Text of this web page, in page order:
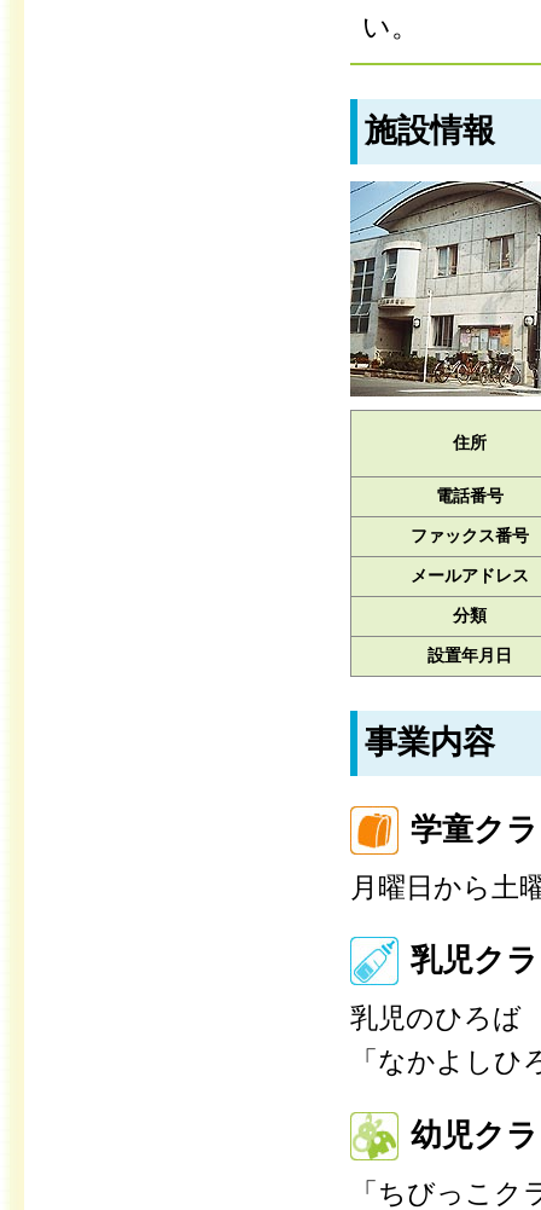
い。
施設情報
住所
電話番号
ファックス番号
メールアドレス
分類
設置年月日
事業内容
学童ク
月曜日から土
乳児ク
乳児のひろば
「なかよしひ
幼児ク
「ちびっこク